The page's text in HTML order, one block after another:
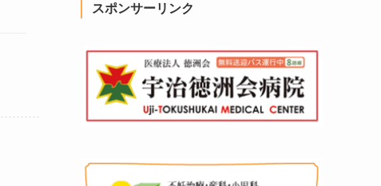
スポンサーリンク